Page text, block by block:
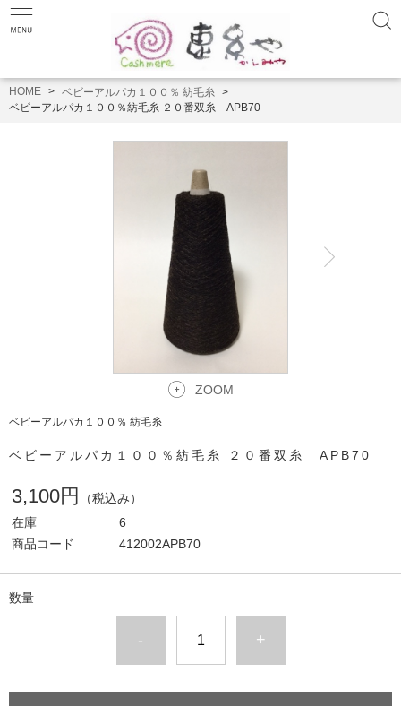
HOME
ベビーアルパカ１００％ 紡毛糸
ベビーアルパカ１００％紡毛糸 ２０番双糸 APB70
ZOOM
ベビーアルパカ１００％ 紡毛糸
ベビーアルパカ１００％紡毛糸 ２０番双糸 APB70
3,100円
（税込み）
在庫
6
商品コード
412002APB70
数量
- +